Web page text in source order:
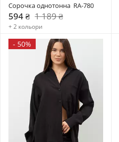
Сорочка однотонна  RA-780
594 ₴ 1 189 ₴
+ 2 кольори
- 50%